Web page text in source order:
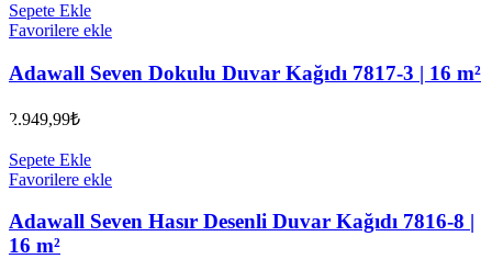
Sepete Ekle
Favorilere ekle
Adawall Seven Dokulu Duvar Kağıdı 7817-3 | 16 m²
2.949,99₺
Sepete Ekle
Favorilere ekle
Adawall Seven Hasır Desenli Duvar Kağıdı 7816-8 |
16 m²